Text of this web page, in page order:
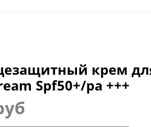
крем
Spf50+/pa +++